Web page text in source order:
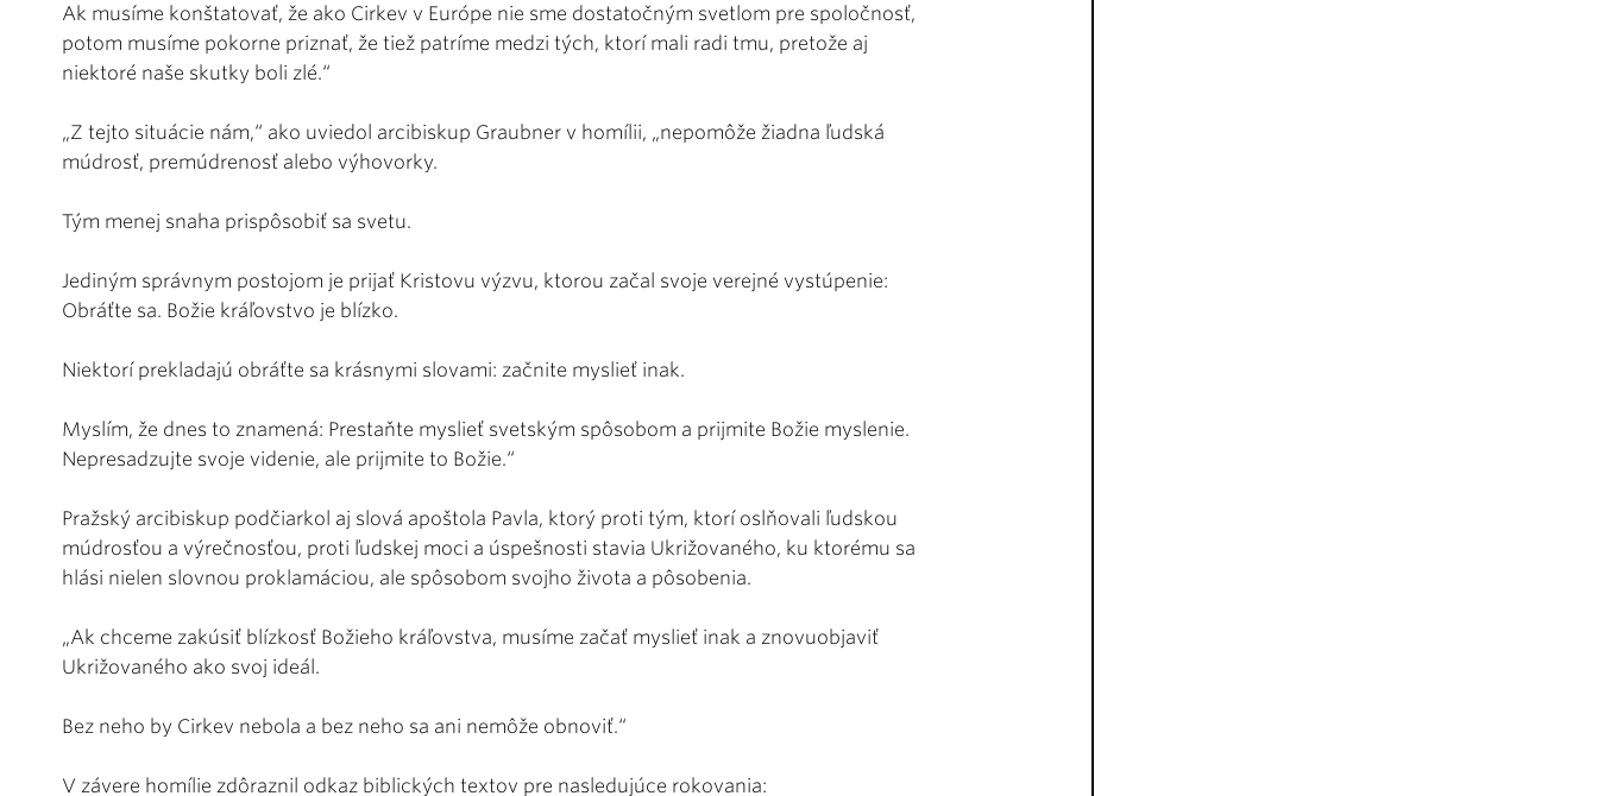
Ak musíme konštatovať, že ako Cirkev v Európe nie sme dostatočným svetlom pre spoločnosť,
potom musíme pokorne priznať, že tiež patríme medzi tých, ktorí mali radi tmu, pretože aj
niektoré naše skutky boli zlé.“
„Z tejto situácie nám,“ ako uviedol arcibiskup Graubner v homílii, „nepomôže žiadna ľudská
múdrosť, premúdrenosť alebo výhovorky.
Tým menej snaha prispôsobiť sa svetu.
Jediným správnym postojom je prijať Kristovu výzvu, ktorou začal svoje verejné vystúpenie:
Obráťte sa. Božie kráľovstvo je blízko.
Niektorí prekladajú obráťte sa krásnymi slovami: začnite myslieť inak.
Myslím, že dnes to znamená: Prestaňte myslieť svetským spôsobom a prijmite Božie myslenie.
Nepresadzujte svoje videnie, ale prijmite to Božie.“
Pražský arcibiskup podčiarkol aj slová apoštola Pavla, ktorý proti tým, ktorí oslňovali ľudskou
múdrosťou a výrečnosťou, proti ľudskej moci a úspešnosti stavia Ukrižovaného, ku ktorému sa
hlási nielen slovnou proklamáciou, ale spôsobom svojho života a pôsobenia.
„Ak chceme zakúsiť blízkosť Božieho kráľovstva, musíme začať myslieť inak a znovuobjaviť
Ukrižovaného ako svoj ideál.
Bez neho by Cirkev nebola a bez neho sa ani nemôže obnoviť.“
V závere homílie zdôraznil odkaz biblických textov pre nasledujúce rokovania: